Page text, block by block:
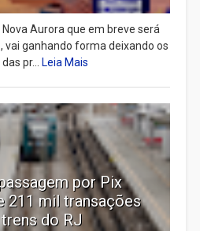
Aurora que em breve será
vai ganhando forma deixando os
pr...
Leia Mais
por Pix
211 mil transações
do RJ